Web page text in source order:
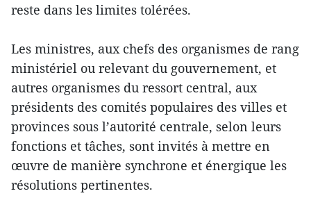
reste dans les limites tolérées.
Les ministres, aux chefs des organismes de rang
ministériel ou relevant du gouvernement, et
autres organismes du ressort central, aux
présidents des comités populaires des villes et
provinces sous l’autorité centrale, selon leurs
fonctions et tâches, sont invités à mettre en
œuvre de manière synchrone et énergique les
résolutions pertinentes.